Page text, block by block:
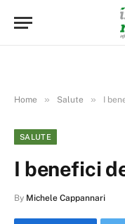
Home » Salute » I
SALUTE
I benefici
By Michele Cappannari